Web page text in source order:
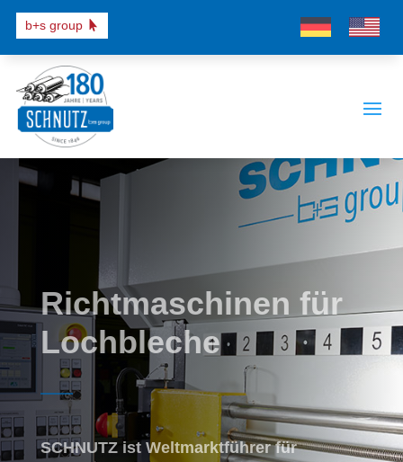
b+s group
Richtmaschinen für
Lochbleche
SCHNUTZ ist Weltmarktführer für